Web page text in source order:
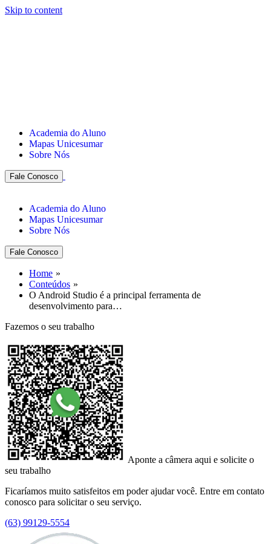
Skip to content
Academia do Aluno
Mapas Unicesumar
Sobre Nós
Fale Conosco
Academia do Aluno
Mapas Unicesumar
Sobre Nós
Fale Conosco
Home
Conteúdos
O Android Studio é a principal ferramenta de
desenvolvimento para…
Fazemos o seu trabalho
Aponte a câmera aqui e solicite o
seu trabalho
Ficaríamos muito satisfeitos em poder ajudar você. Entre em contato
conosco para solicitar o seu serviço.
(63) 99129-5554